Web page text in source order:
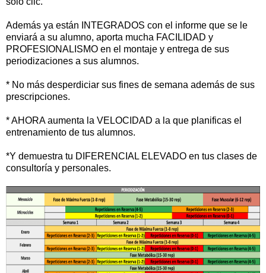
Además ya están INTEGRADOS con el informe que se le
enviará a su alumno, aporta mucha FACILIDAD y
PROFESIONALISMO en el montaje y entrega de sus
periodizaciones a sus alumnos.
* No más desperdiciar sus fines de semana además de sus
prescripciones.
* AHORA aumenta la VELOCIDAD a la que planificas el
entrenamiento de tus alumnos.
*Y demuestra tu DIFERENCIAL ELEVADO en tus clases de
consultoría y personales.